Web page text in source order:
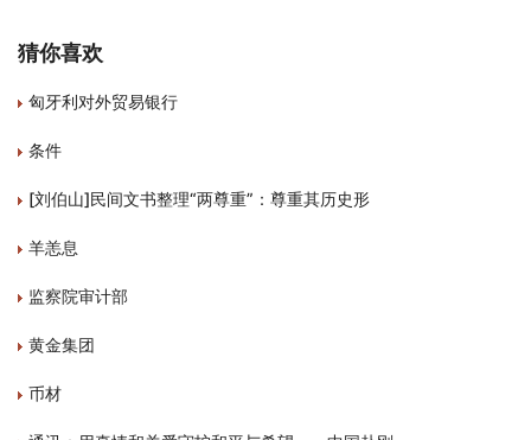
猜你喜欢
匈牙利对外贸易银行
条件
[刘伯山]民间文书整理“两尊重”：尊重其历史形
羊恙息
监察院审计部
黄金集团
币材